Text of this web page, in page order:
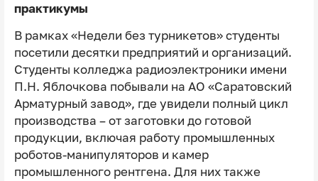
практикумы
В рамках «Недели без турникетов» студенты
посетили десятки предприятий и организаций.
Студенты колледжа радиоэлектроники имени
П.Н. Яблочкова побывали на АО «Саратовский
Арматурный завод», где увидели полный цикл
производства – от заготовки до готовой
продукции, включая работу промышленных
роботов-манипуляторов и камер
промышленного рентгена. Для них также